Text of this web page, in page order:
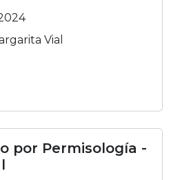
Vial
por Permisología -